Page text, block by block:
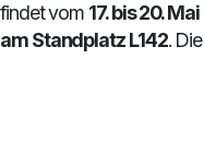
findet vom 17. bis 20.
am Standplatz L142.